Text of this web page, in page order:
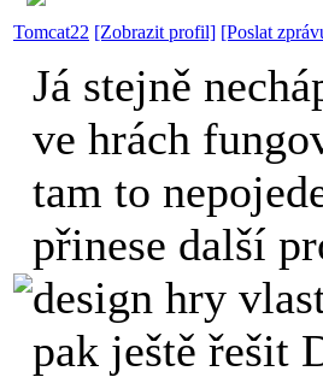
Tomcat22 [Zobrazit profil] [Poslat
Já stejně
ve hrách
tam to
přinese další
design hry
pak ještě řešit